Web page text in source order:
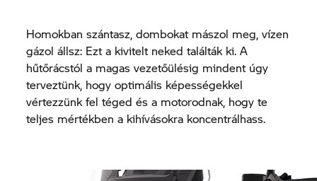
Homokban szántasz, dombokat mászol meg, vízen
gázol állsz: Ezt a kivitelt neked találták ki. A
hűtőrácstól a magas vezetőülésig mindent úgy
terveztünk, hogy optimális képességekkel
vértezzünk fel téged és a motorodnak, hogy te
teljes mértékben a kihívásokra koncentrálhass.